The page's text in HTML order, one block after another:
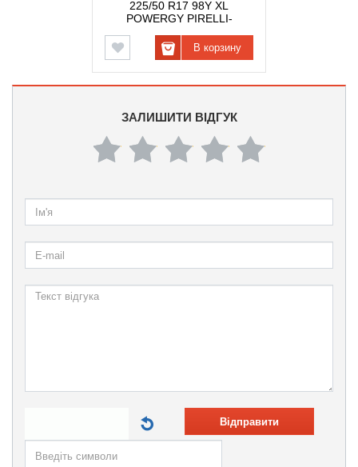
225/50 R17 98Y XL
POWERGY PIRELLI-
В корзину
ЗАЛИШИТИ ВІДГУК
Відправити